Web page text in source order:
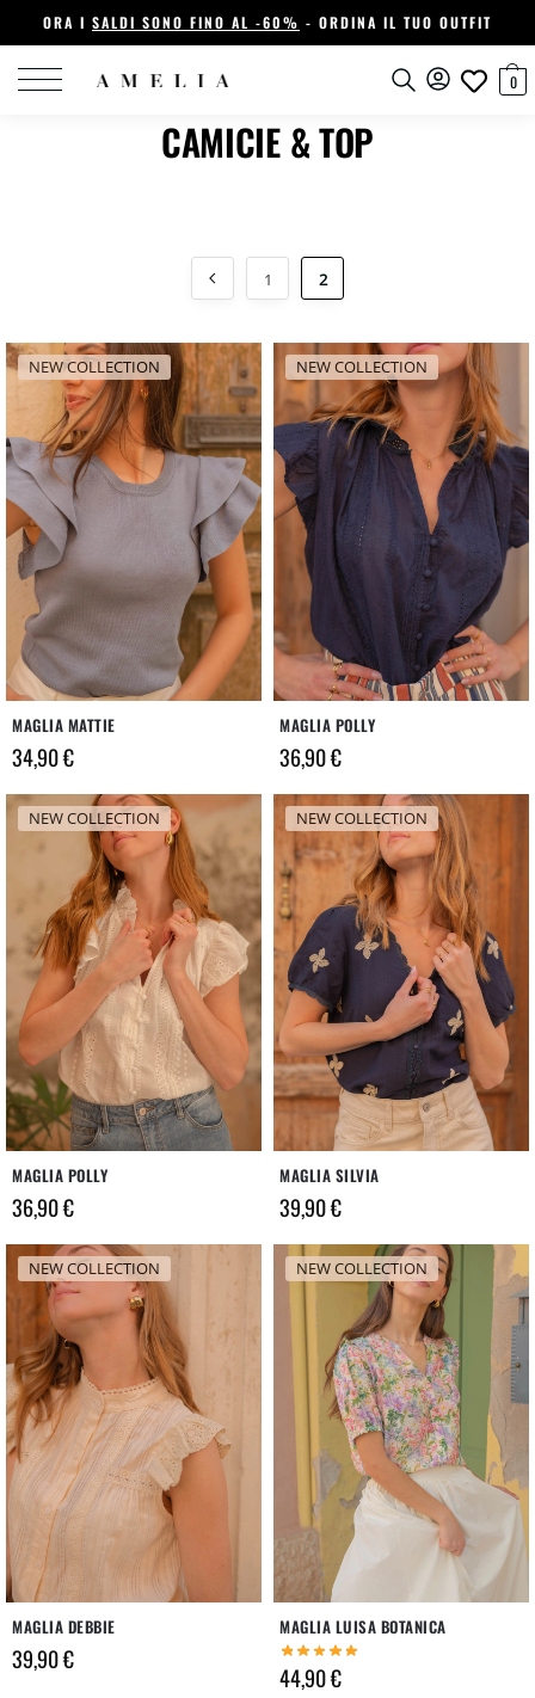
ORA I SALDI SONO FINO AL -60% - ORDINA IL TUO OUTFIT
0
CAMICIE & TOP
1 2
NEW COLLECTION
MAGLIA MATTIE
34,90€
NEW COLLECTION
MAGLIA POLLY
36,90€
NEW COLLECTION
MAGLIA POLLY
36,90€
NEW COLLECTION
MAGLIA SILVIA
39,90€
NEW COLLECTION
MAGLIA DEBBIE
39,90€
NEW COLLECTION
MAGLIA LUISA BOTANICA
44,90€